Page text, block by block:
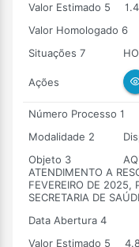
Valor Estimado 5
Valor Homologado 6
Situações 7
Ações
Número Processo 1
Modalidade 2
Objeto 3
ATENDIMENTO A
FEVEREIRO DE 2025,
SECRETARIA DE
Data Abertura 4
Valor Estimado 5